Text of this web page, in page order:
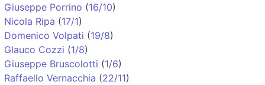
Giuseppe Porrino (16/10)
Nicola Ripa (17/1)
Domenico Volpati (19/8)
Glauco Cozzi (1/8)
Giuseppe Bruscolotti (1/6)
Raffaello Vernacchia (22/11)